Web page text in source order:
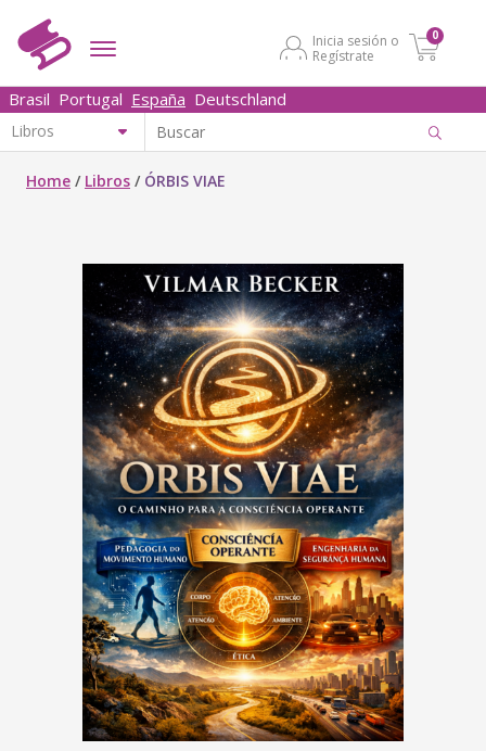
Inicia sesión o
Regístrate
0
Brasil Portugal España Deutschland
Home / Libros / ÓRBIS VIAE